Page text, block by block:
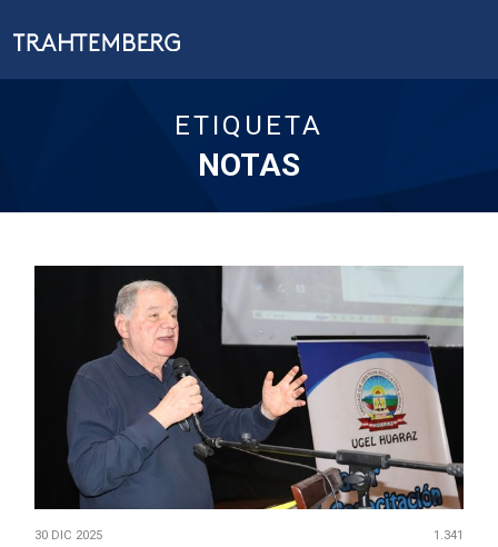
ETIQUETA
NOTAS
30 DIC 2025 1.341